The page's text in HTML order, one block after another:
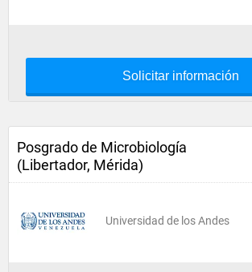
Solicitar información
Posgrado de Microbiología
(Libertador, Mérida)
Universidad de los Andes